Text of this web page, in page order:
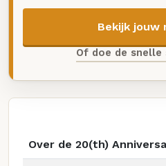
Bekijk jouw
Of doe de
Over de 20(th)